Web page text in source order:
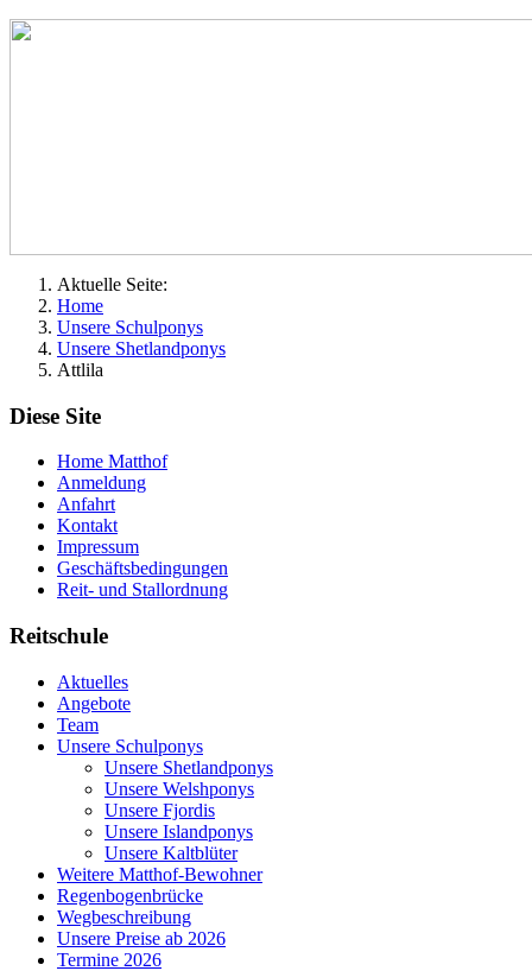
Aktuelle Seite:
Home
Unsere Schulponys
Unsere Shetlandponys
Attlila
Diese Site
Home Matthof
Anmeldung
Anfahrt
Kontakt
Impressum
Geschäftsbedingungen
Reit- und Stallordnung
Reitschule
Aktuelles
Angebote
Team
Unsere Schulponys
Unsere Shetlandponys
Unsere Welshponys
Unsere Fjordis
Unsere Islandponys
Unsere Kaltblüter
Weitere Matthof-Bewohner
Regenbogenbrücke
Wegbeschreibung
Unsere Preise ab 2026
Termine 2026